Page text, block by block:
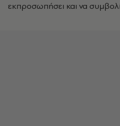
εκπροσωπήσει και να